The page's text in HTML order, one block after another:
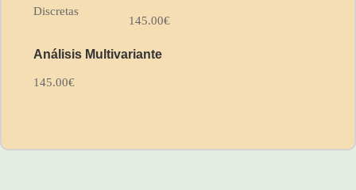
145.00€
Análisis Multivariante
145.00€